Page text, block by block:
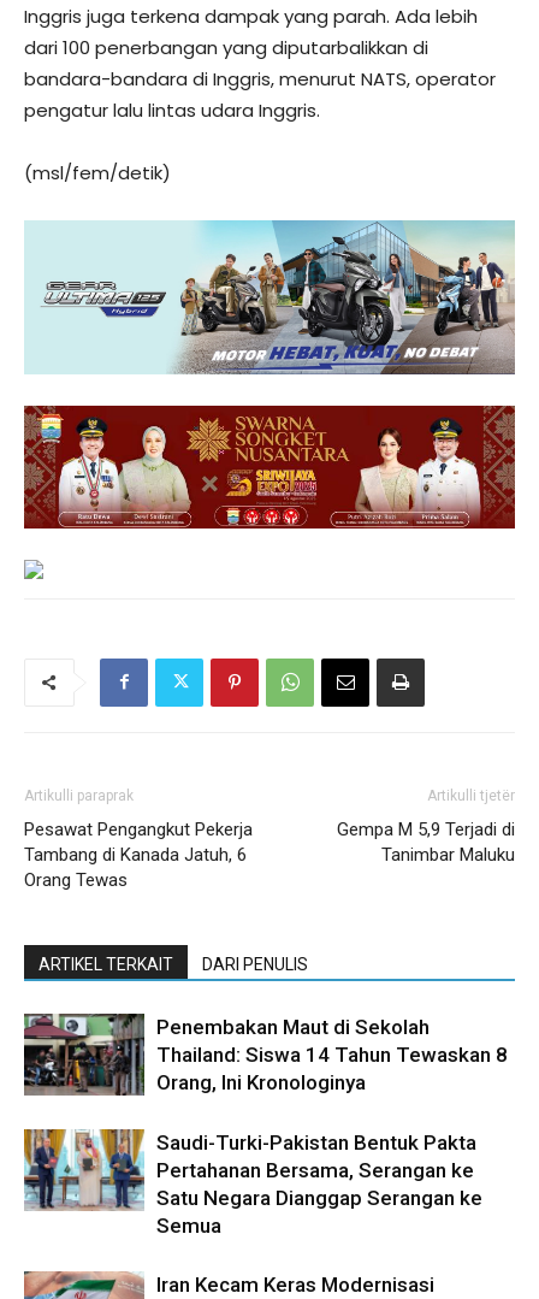
Inggris juga terkena dampak yang parah. Ada lebih
dari 100 penerbangan yang diputarbalikkan di
bandara-bandara di Inggris, menurut NATS, operator
pengatur lalu lintas udara Inggris.
(msl/fem/detik)
Artikulli paraprak
Pesawat Pengangkut Pekerja
Tambang di Kanada Jatuh, 6
Orang Tewas
Artikulli tjetër
Gempa M 5,9 Terjadi di
Tanimbar Maluku
ARTIKEL TERKAIT DARI PENULIS
Penembakan Maut di Sekolah
Thailand: Siswa 14 Tahun Tewaskan 8
Orang, Ini Kronologinya
Saudi-Turki-Pakistan Bentuk Pakta
Pertahanan Bersama, Serangan ke
Satu Negara Dianggap Serangan ke
Semua
Iran Kecam Keras Modernisasi